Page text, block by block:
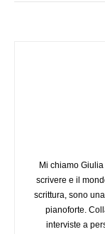
Mi chiamo
scrivere e il
scrittura, sono
pianoforte.
interviste a